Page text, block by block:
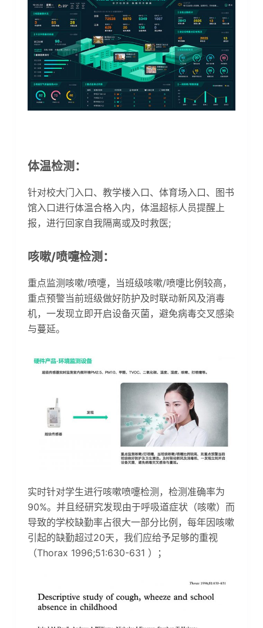
体温检测：
针对校大门入口、教学楼入口、体育场入口、图书
馆入口进行体温合格入内，体温超标人员提醒上
报，进行回家自我隔离或及时救医;
咳嗽/喷嚏检测：
重点监测咳嗽/喷嚏，当班级咳嗽/喷嚏比例较高，
重点预警当前班级做好防护及时联动新风及消毒
机，一发现立即开启设备灭菌，避免病毒交叉感染
与蔓延。
实时针对学生进行咳嗽喷嚏检测，检测准确率为
90%。并且经研究发现由于呼吸道症状（咳嗽）而
导致的学校缺勤率占很大一部分比例，每年因咳嗽
引起的缺勤超过20天，我们应给予足够的重视
（Thorax 1996;51:630-631 ）；